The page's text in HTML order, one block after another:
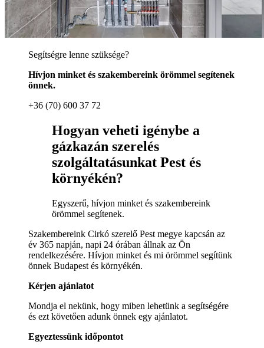
Segítségre lenne szüksége?
Hívjon minket és szakembereink örömmel segítenek
önnek.
+36 (70) 600 37 72
Hogyan veheti igénybe a
gázkazán szerelés
szolgáltatásunkat Pest és
környékén?
Egyszerű, hívjon minket és szakembereink
örömmel segítenek.
Szakembereink Cirkó szerelő Pest megye kapcsán az
év 365 napján, napi 24 órában állnak az Ön
rendelkezésére. Hívjon minket és mi örömmel segítünk
önnek Budapest és környékén.
Kérjen ajánlatot
Mondja el nekünk, hogy miben lehetünk a segítségére
és ezt követően adunk önnek egy ajánlatot.
Egyeztessünk időpontot